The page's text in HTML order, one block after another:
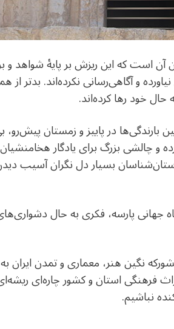
است که این ریزش بر پایۀ شواهد و
و آگاهی‌رسانی نکرده‌اند. بدتر
خود رها کرده‌اند.
بارندگی‌ها در پاییز و زمستان
و چالشی بزرگ برای یادگار
بسیار دل نگران آسیب
جهانی پارسه، فکری به حال
نگین هنر، معماری و تمدن ایران
استان و کشور چاره‌ای
نباشیم.